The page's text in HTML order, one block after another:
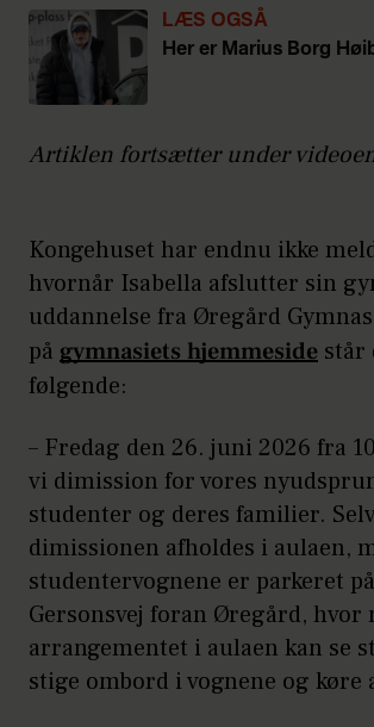
LÆS OGSÅ
Her er Marius Borg
Artiklen fortsætter under
Kongehuset har endnu ikke
hvornår Isabella afslutter sin
uddannelse fra Øregård
på gymnasiets hjemmeside står
følgende:
– Fredag den 26. juni 2026 fra
vi dimission for vores
studenter og deres familier.
dimissionen afholdes i aulaen,
studentervognene er parkeret på
Gersonsvej foran Øregård, hvor
arrangementet i aulaen kan se
stige ombord i vognene og køre